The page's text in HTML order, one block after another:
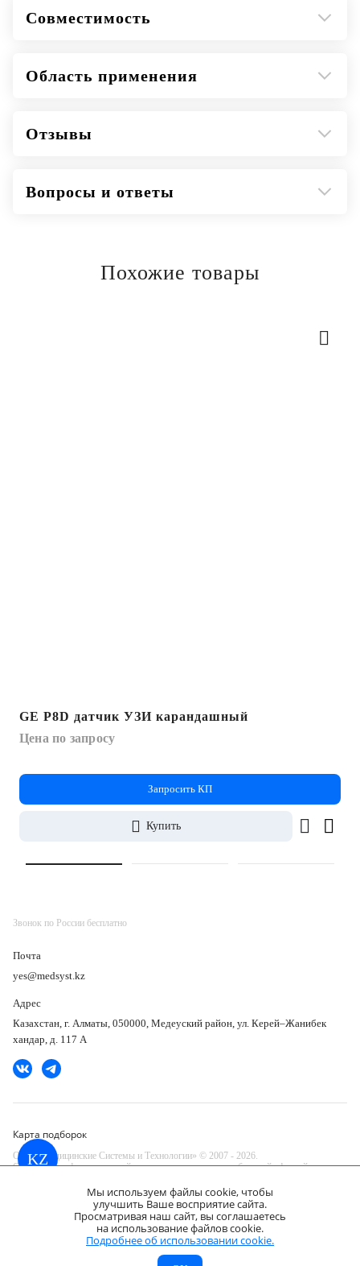
KZ
МСТ
GE P6D датчик УЗИ карандашный
Запросить КП
Совместимость
Область применения
Отзывы
Вопросы и ответы
Похожие товары
GE P8D датчик УЗИ карандашный
Цена по запросу
Запросить КП
Купить
Звонок по России бесплатно
Почта
yes@medsyst.kz
Адрес
Казахстан, г. Алматы, 050000, Медеуский район, ул. Керей–Жанибек
хандар, д. 117 А
Карта подборок
ООО «Медицинские Системы и Технологии» © 2007 - 2026.
Сайт носит информационный характер и не является публичной офертой.
Разработано в компании — dev
Мы используем файлы cookie, чтобы
улучшить Ваше восприятие сайта.
Просматривая наш сайт, вы соглашаетесь
на использование файлов cookie.
Подробнее об использовании cookie.